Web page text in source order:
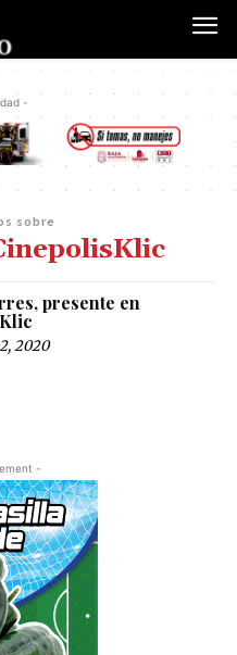
-
sobre
presente en
2020
-